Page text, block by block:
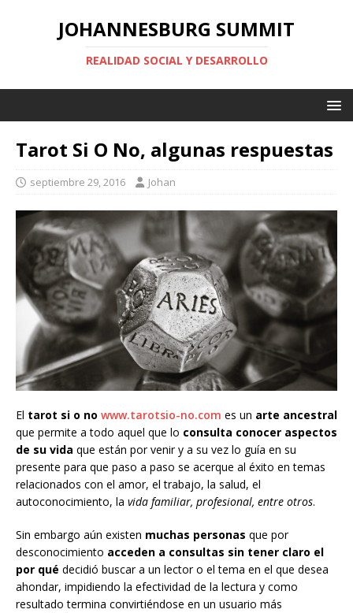
JOHANNESBURG SUMMIT
REALIDAD SOCIAL Y DESARROLLO
Tarot Si O No, algunas respuestas
septiembre 29, 2016 Johan
El tarot si o no www.tarotsio-no.com es un arte ancestral
que permite a todo aquel que lo consulta conocer aspectos
de su vida que están por venir y a su vez lo guía en su
presente para que paso a paso se acerque al éxito en temas
relacionados con el amor, el trabajo, la salud, el
autoconocimiento, la vida familiar, profesional, entre otros.
Sin embargo aún existen muchas personas que por
desconocimiento acceden a consultas sin tener claro el
por qué decidió buscar a un lector o el tema en el que desea
ahondar, impidiendo la efectividad de la lectura y como
resultado termina convirtiéndose en un usuario más